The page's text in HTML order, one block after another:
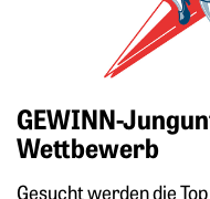
GEWINN-
Wettbewerb
Gesucht werden die